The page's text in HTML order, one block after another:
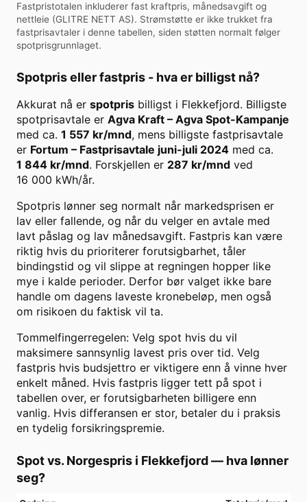
Fastpristotalen inkluderer fast kraftpris, månedsavgift og
nettleie (GLITRE NETT AS). Strømstøtte er ikke trukket fra
fastprisavtaler i denne tabellen, siden støtten normalt følger
spotprisgrunnlaget.
Spotpris eller fastpris - hva er billigst nå?
Akkurat nå er spotpris billigst i Flekkefjord. Billigste
spotprisavtale er Agva Kraft – Agva Spot-Kampanje
med ca. 1 557 kr/mnd, mens billigste fastprisavtale
er Fortum – Fastprisavtale juni-juli 2024 med ca.
1 844 kr/mnd. Forskjellen er 287 kr/mnd ved
16 000 kWh/år.
Spotpris lønner seg normalt når markedsprisen er
lav eller fallende, og når du velger en avtale med
lavt påslag og lav månedsavgift. Fastpris kan være
riktig hvis du prioriterer forutsigbarhet, tåler
bindingstid og vil slippe at regningen hopper like
mye i kalde perioder. Derfor bør valget ikke bare
handle om dagens laveste kronebeløp, men også
om risikoen du faktisk vil ta.
Tommelfingerregelen: Velg spot hvis du vil
maksimere sannsynlig lavest pris over tid. Velg
fastpris hvis budsjettro er viktigere enn å vinne hver
enkelt måned. Hvis fastpris ligger tett på spot i
tabellen over, er forutsigbarheten billigere enn
vanlig. Hvis differansen er stor, betaler du i praksis
en tydelig forsikringspremie.
Spot vs. Norgespris i Flekkefjord— hva lønner
seg?